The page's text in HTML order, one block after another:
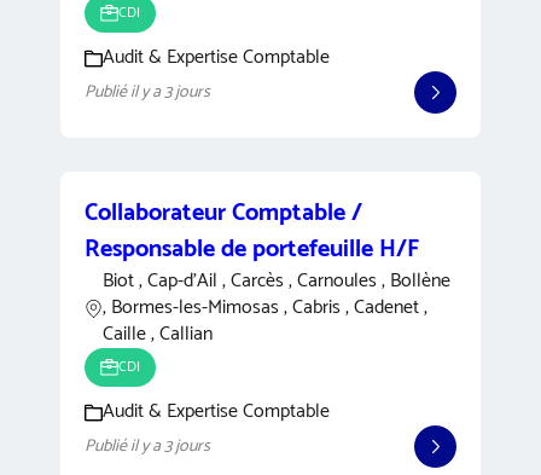
CDI
Audit & Expertise Comptable
Publié il y a 3 jours
Collaborateur Comptable /
Responsable de portefeuille H/F
Biot , Cap-d'Ail , Carcès , Carnoules , Bollène
, Bormes-les-Mimosas , Cabris , Cadenet ,
Caille , Callian
CDI
Audit & Expertise Comptable
Publié il y a 3 jours